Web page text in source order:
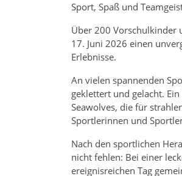
Sport, Spaß und
Über 200 Vorschulkinder
17. Juni 2026 einen
Erlebnisse.
An vielen spannenden
geklettert und gelacht.
Seawolves, die für
Sportlerinnen und
Nach den sportlichen
nicht fehlen: Bei einer
ereignisreichen Tag